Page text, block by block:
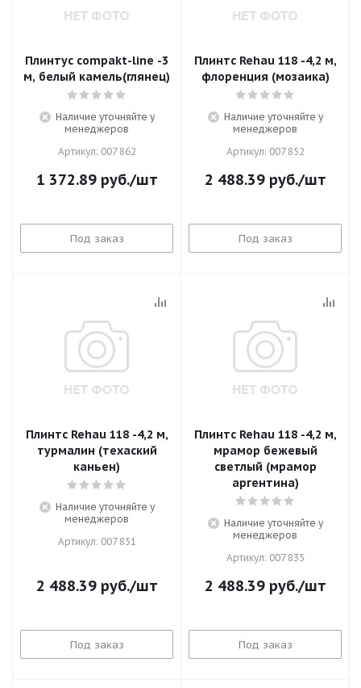
Плинтус compakt-line -3
м, белый камель(глянец)
Наличие уточняйте у
менеджеров
Артикул: 007 862
1 372.89руб./шт
Под заказ
Плинтс Rehau 118 -4,2 м,
флоренция (мозаика)
Наличие уточняйте у
менеджеров
Артикул: 007 852
2 488.39руб./шт
Под заказ
Плинтс Rehau 118 -4,2 м,
турмалин (техаский
каньен)
Наличие уточняйте у
менеджеров
Артикул: 007 851
2 488.39руб./шт
Под заказ
Плинтс Rehau 118 -4,2 м,
мрамор бежевый
светлый (мрамор
аргентина)
Наличие уточняйте у
менеджеров
Артикул: 007 835
2 488.39руб./шт
Под заказ